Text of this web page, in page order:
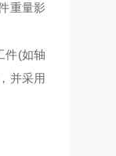
重量影
件(如轴
并采用